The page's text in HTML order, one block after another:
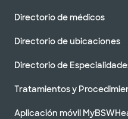
Directorio de médicos
Directorio de ubicaciones
Directorio de
Tratamientos y
Aplicación móvil